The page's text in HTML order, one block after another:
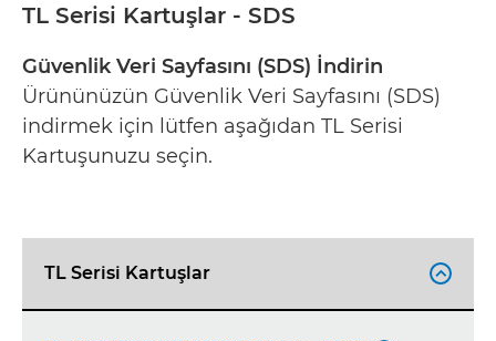
Güvenlik veri sayfaları
TL Serisi Kartuşlar - SDS
Güvenlik Veri Sayfasını (SDS) İndirin
Ürününüzün Güvenlik Veri Sayfasını (SDS)
indirmek için lütfen aşağıdan TL Serisi
Kartuşunuzu seçin.
TL Serisi Kartuşlar 